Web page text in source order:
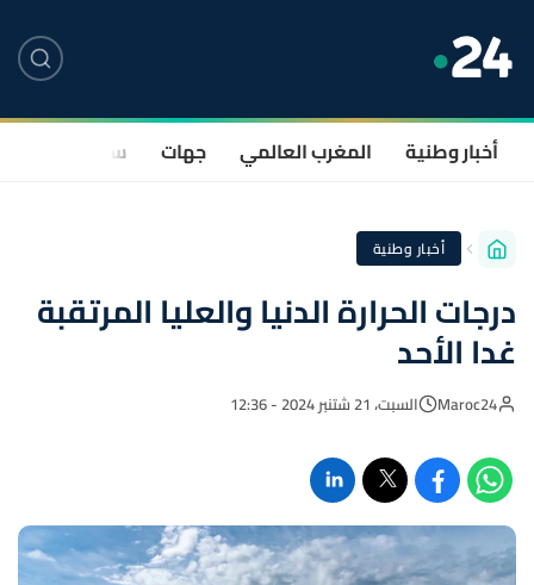
أخبار وطنية المغرب العالمي جهات سياسة
أخبار وطنية
درجات الحرارة الدنيا والعليا المرتقبة
غدا الأحد
Maroc24 السبت، 21 شتنبر 2024 - 12:36